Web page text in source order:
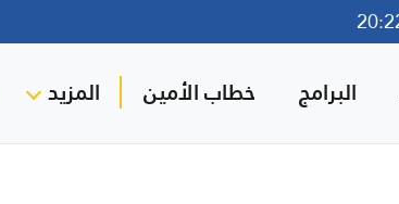
البرامج خطاب الأمين المزيد